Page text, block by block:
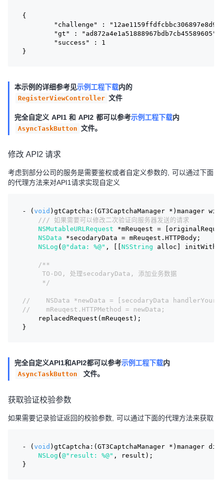
{
"challenge" :
	"gt" : "ad872a4e1a51888967bdb7cb45589605",
	"success" : 1
}
本示例的详细参考见示例工程下载内的
RegisterViewController 文件
完全自定义 API1 和 API2 都可以参考示例工程下载内
AsyncTaskButton 文件。
修改 API2 请求
考虑到部分公司的服务是需要鉴权或者自定义参数的, 可以通过下面
的代理方法来对API1请求实现自定义
- ( void )gtCaptcha:(GT3CaptchaManager *)manager
/// 如果需要可以修改二次验证向服务器发送的请求
NSMutableURLRequest *mReuqest =
NSData *secodaryData = mReuqest.HTTPBody;
NSLog ( @"data: %@" , [[ NSString alloc]
/**
     TO-DO, 处理secodaryData, 添加业务数据
     */
//    NSData *newData = [secodaryData
//    mReuqest.HTTPMethod = newData;
    replacedRequest(mReuqest);
}
完全自定义API1和API2都可以参考示例工程下载内
AsyncTaskButton 文件。
获取验证校验参数
如果需要记录验证返回的校验参数, 可以通过下面的代理方法来获取
- ( void )gtCaptcha:(GT3CaptchaManager *)manager
NSLog ( @"result: %@" , result);
}